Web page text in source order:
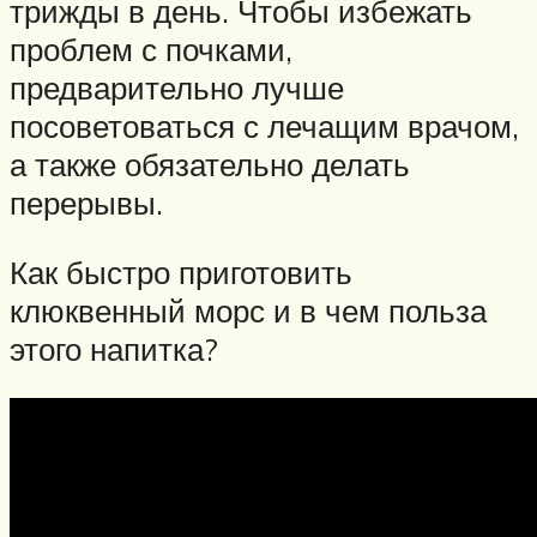
трижды в день. Чтобы избежать
проблем с почками,
предварительно лучше
посоветоваться с лечащим врачом,
а также обязательно делать
перерывы.
Как быстро приготовить
клюквенный морс и в чем польза
этого напитка?